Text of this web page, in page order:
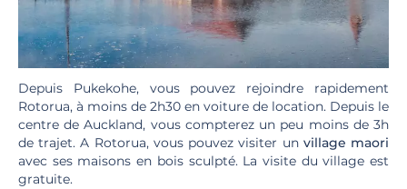
Depuis Pukekohe, vous pouvez rejoindre rapidement
Rotorua, à moins de 2h30 en voiture de location. Depuis le
centre de Auckland, vous compterez un peu moins de 3h
de trajet. A Rotorua, vous pouvez visiter un village maori
avec ses maisons en bois sculpté. La visite du village est
gratuite.